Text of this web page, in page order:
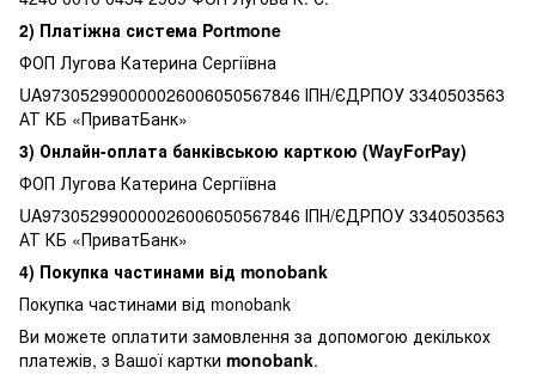
2) Платіжна система Portmone
ФОП Лугова Катерина Сергіївна
UA973052990000026006050567846 ІПН/ЄДРПОУ 3340503563
АТ КБ «ПриватБанк»
3) Онлайн-оплата банківською карткою (WayForPay)
ФОП Лугова Катерина Сергіївна
UA973052990000026006050567846 ІПН/ЄДРПОУ 3340503563
АТ КБ «ПриватБанк»
4) Покупка частинами від monobank
Покупка частинами від monobank
Ви можете оплатити замовлення за допомогою декількох
платежів, з Вашої картки monobank.